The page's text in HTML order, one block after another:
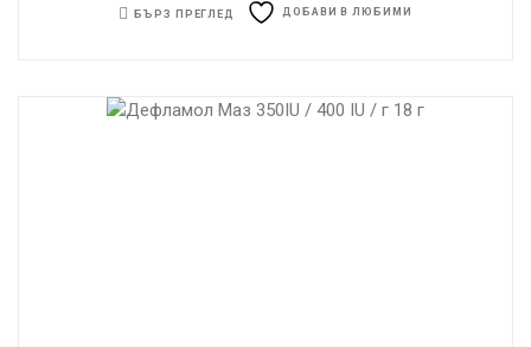
БЪРЗ ПРЕГЛЕД ДОБАВИ В ЛЮБИМИ